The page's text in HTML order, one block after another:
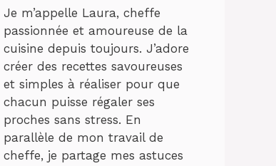
Je m’appelle Laura, cheffe
passionnée et amoureuse de la
cuisine depuis toujours. J’adore
créer des recettes savoureuses
et simples à réaliser pour que
chacun puisse régaler ses
proches sans stress. En
parallèle de mon travail de
cheffe, je partage mes astuces